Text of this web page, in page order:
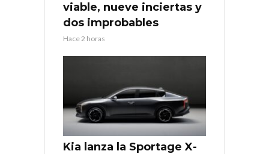
viable, nueve inciertas y
dos improbables
Hace 2 horas
Kia lanza la Sportage X-